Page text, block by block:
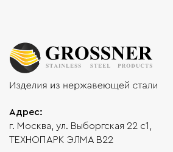
Адрес:
г. Москва, ул. Выборгская 22 с1,
ТЕХНОПАРК ЭЛМА В22